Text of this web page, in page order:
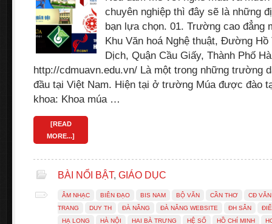
chuyên nghiệp thì đây sẽ là những
bạn lựa chọn. 01. Trường cao
Khu Văn hoá Nghệ thuật, Đường
Dịch, Quận Cầu Giấy, Thành Phố
http://cdmuavn.edu.vn/ Là một trong những trường
đầu tại Việt Nam. Hiện tại ở trường Múa được đào
khoa: Khoa múa …
[READ
MORE...]
BÀI NỔI BẬT, GIÁO DỤC
ÂM NHẠC BIÊN ĐẠO BIS NAM BỘ VĂN CẦN THƠ
CĐ VĂN
TRANG
DUY TH ĐÀ NẴNG ĐÀ NẴNG WEBSITE ĐH SÂN
HẠ LONG
HÀ NỘI HAI BÀ TRƯNG HỆ SỐ HỒ CHÍ MINH